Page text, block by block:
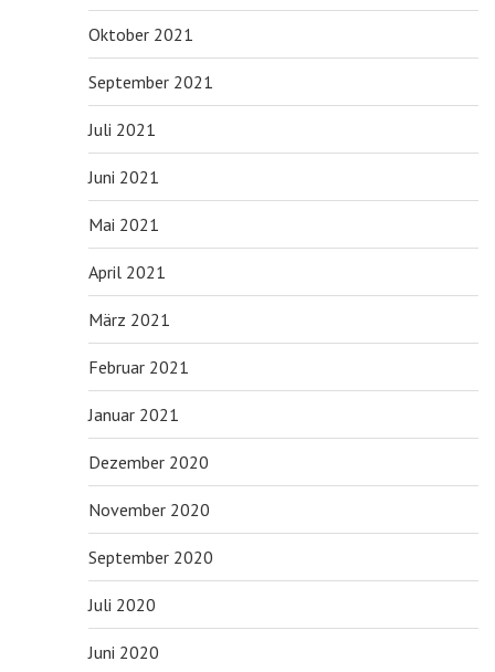
Oktober 2021
September 2021
Juli 2021
Juni 2021
Mai 2021
April 2021
März 2021
Februar 2021
Januar 2021
Dezember 2020
November 2020
September 2020
Juli 2020
Juni 2020